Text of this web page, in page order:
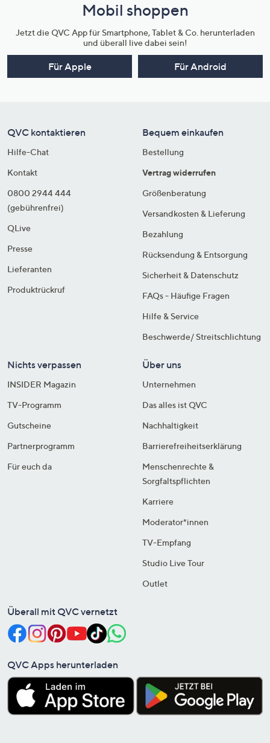
Mobil shoppen
Jetzt die QVC App für Smartphone, Tablet & Co. herunterladen
und überall live dabei sein!
Für Apple Für Android
QVC kontaktieren
Hilfe-Chat
Kontakt
0800 2944 444
(gebührenfrei)
QLive
Presse
Lieferanten
Produktrückruf
Bequem einkaufen
Bestellung
Vertrag widerrufen
Größenberatung
Versandkosten & Lieferung
Bezahlung
Rücksendung & Entsorgung
Sicherheit & Datenschutz
FAQs - Häufige Fragen
Hilfe & Service
Beschwerde/ Streitschlichtung
Nichts verpassen
INSIDER Magazin
TV-Programm
Gutscheine
Partnerprogramm
Für euch da
Über uns
Unternehmen
Das alles ist QVC
Nachhaltigkeit
Barrierefreiheitserklärung
Menschenrechte &
Sorgfaltspflichten
Karriere
Moderator*innen
TV-Empfang
Studio Live Tour
Outlet
Überall mit QVC vernetzt
QVC Apps herunterladen